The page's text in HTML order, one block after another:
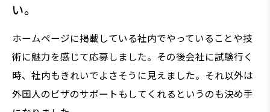
い。
ホームページに掲載している社内でやっていることや技
術に魅力を感じて応募しました。その後会社に試験行く
時、社内もきれいでよさそうに見えました。それ以外は
外国人のビザのサポートもしてくれるというのも決め手